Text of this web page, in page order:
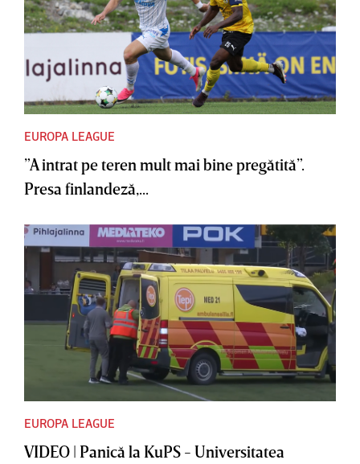
EUROPA LEAGUE
”A intrat pe teren mult mai bine pregătită”.
Presa finlandeză,...
EUROPA LEAGUE
VIDEO | Panică la KuPS - Universitatea